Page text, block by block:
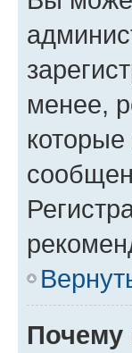
менее,
Почему